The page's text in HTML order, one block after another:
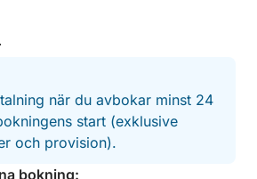
sättet att göra det.
när du avbokar minst 24
start (exklusive
och provision).
bokning: